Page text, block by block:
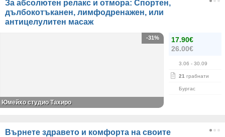
За абсолютен релакс и отмора: Спортен,
дълбокотъканен, лимфодренажен, или
антицелулитен масаж
17.90€
26.00€
3.06 - 30.09
21 грабнати
Бургас
-31%
Юмейхо студио Тахиро
Върнете здравето и комфорта на своите